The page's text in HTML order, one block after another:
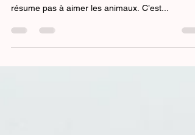
Travailler avec des chiens : un rêve accessible,